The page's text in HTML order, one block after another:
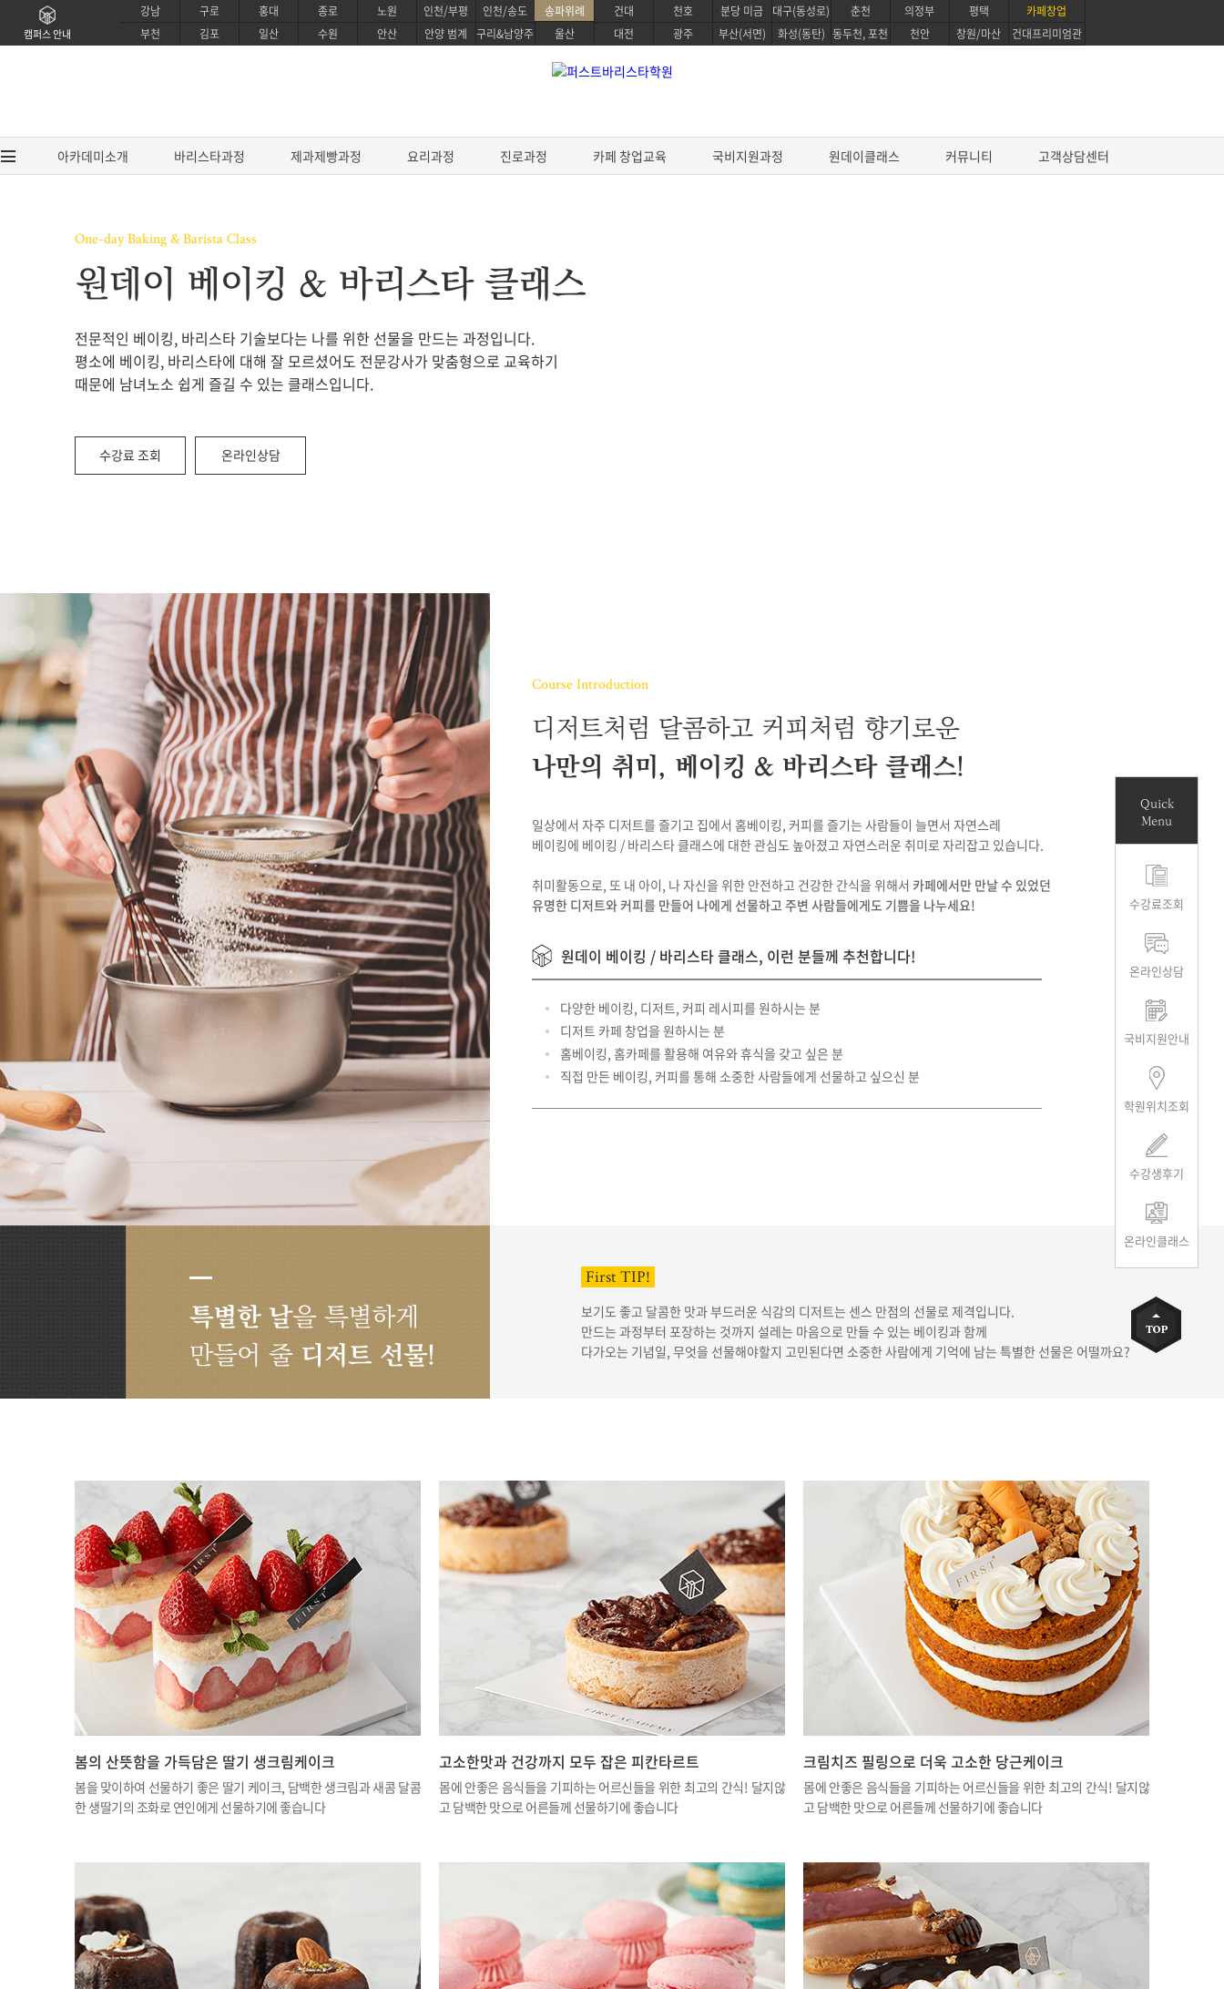
캠퍼스 안내
강남 홍대
구로 종로 건대 천호
노원 인천/송도 송파위례 분당 미금
인천/부평
부천
김포 일산 수원 안산 안양 범계 구리&남양주 울산 대전 광주 부산(서면) 화성(동탄)
춘천
천안
대구(동성로)
의정부
동두천, 포천
평택
창원/마산
건대프리미엄관
카페창업
아카데미소개
브랜드소개
강사소개
교육시설소개
제휴안내
바리스타과정
EUCA 바리스타 스킬
EUCA 센서리 커핑&테이스팅
SCA / IBS 바리스타 스킬
SCA 센서리&브루잉
베이킹 클래스
파티스리 마스터
케이크 디자인 자격증
카페 창업교육
카페창업 메뉴반
베이커리 카페창업 메뉴반
펫푸드 자격증 과정
카페창업 컨설팅
브런치카페 메뉴반
창업 컨설팅 후기
퍼스트 카페 가맹 상담신청
원데이클래스
베이킹원데이클래스
바리스타원데이클래스 수강생 후기
포토스토리
공지사항&이벤트
취업지원센터 소개
채용정보등록 (기업)
시간표조회
아카데미소개 바리스타과정 제과제빵과정 요리과정 진로과정 카페 창업교육 국비지원과정 원데이클래스 커뮤니티 고객상담센터
Quick
Menu
수강료조회
온라인상담
국비지원안내
학원위치조회
수강생후기
온라인클래스
One-day Baking & Barista Class
원데이 베이킹 & 바리스타 클래스
전문적인 베이킹, 바리스타 기술보다는 나를 위한 선물을 만드는 과정입니다.
평소에 베이킹, 바리스타에 대해 잘 모르셨어도 전문강사가 맞춤형으로 교육하기
때문에 남녀노소 쉽게 즐길 수 있는 클래스입니다.
수강료 조회 온라인상담
Course Introduction
디저트처럼 달콤하고 커피처럼 향기로운
나만의 취미, 베이킹 & 바리스타 클래스!
일상에서 자주 디저트를 즐기고 집에서 홈베이킹, 커피를 즐기는 사람들이 늘면서 자연스레
베이킹에 베이킹 / 바리스타 클래스에 대한 관심도 높아졌고 자연스러운 취미로 자리잡고 있습니다.
취미활동으로, 또 내 아이, 나 자신을 위한 안전하고 건강한 간식을 위해서 카페에서만 만날 수 있었던
유명한 디저트와 커피를 만들어 나에게 선물하고 주변 사람들에게도 기쁨을 나누세요!
원데이 베이킹 / 바리스타 클래스, 이런 분들께 추천합니다!
다양한 베이킹, 디저트, 커피 레시피를 원하시는 분
디저트 카페 창업을 원하시는 분
홈베이킹, 홈카페를 활용해 여유와 휴식을 갖고 싶은 분
직접 만든 베이킹, 커피를 통해 소중한 사람들에게 선물하고 싶으신 분
특별한 날을 특별하게
만들어 줄 디저트 선물!
First TIP!
보기도 좋고 달콤한 맛과 부드러운 식감의 디저트는 센스 만점의 선물로 제격입니다.
만드는 과정부터 포장하는 것까지 설레는 마음으로 만들 수 있는 베이킹과 함께
다가오는 기념일, 무엇을 선물해야할지 고민된다면 소중한 사람에게 기억에 남는 특별한 선물은 어떨까요?
봄의 산뜻함을 가득담은 딸기 생크림케이크
봄을 맞이하여 선물하기 좋은 딸기 케이크, 담백한 생크림과 새콤 달콤
한 생딸기의 조화로 연인에게 선물하기에 좋습니다
고소한맛과 건강까지 모두 잡은 피칸타르트
몸에 안좋은 음식들을 기피하는 어르신들을 위한 최고의 간식! 달지않
고 담백한 맛으로 어른들께 선물하기에 좋습니다
크림치즈 필링으로 더욱 고소한 당근케이크
몸에 안좋은 음식들을 기피하는 어르신들을 위한 최고의 간식! 달지않
고 담백한 맛으로 어른들께 선물하기에 좋습니다